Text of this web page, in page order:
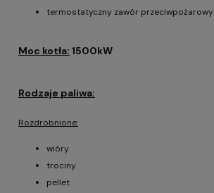
termostatyczny zawór przeciwpożarowy
Moc kotła: 1500kW
Rodzaje paliwa:
Rozdrobnione:
wióry
trociny
pellet